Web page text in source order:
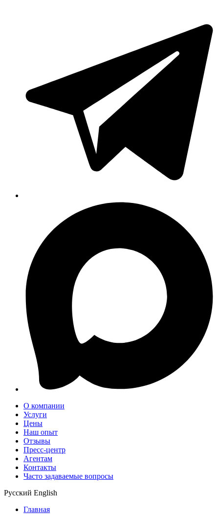
О компании
Услуги
Цены
Наш опыт
Отзывы
Пресс-центр
Агентам
Контакты
Часто задаваемые вопросы
Русский English
Главная